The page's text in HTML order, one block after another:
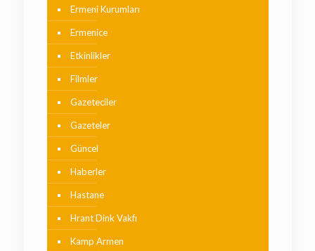
Ermeni Kurumları
Ermenice
Etkinlikler
Filmler
Gazeteciler
Gazeteler
Güncel
Haberler
Hastane
Hrant Dink Vakfı
Kamp Armen